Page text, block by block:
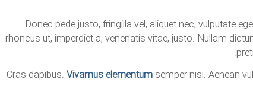
Donec pede justo, fringilla vel, aliquet nec, vulputate
rhoncus ut, imperdiet a, venenatis vitae, justo. Nullam
Cras dapibus. Vivamus elementum semper nisi. Aenean